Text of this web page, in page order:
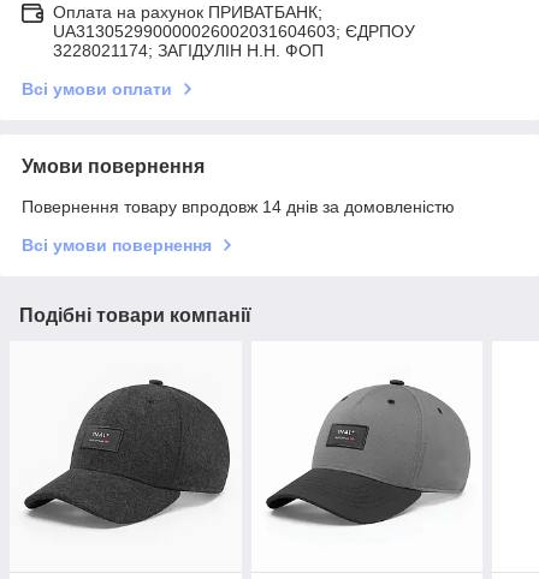
Оплата на рахунок ПРИВАТБАНК;
UA313052990000026002031604603; ЄДРПОУ
3228021174; ЗАГIДУЛIН Н.Н. ФОП
Всі умови оплати
Умови повернення
Повернення товару впродовж 14 днів за домовленістю
Всі умови повернення
Подібні товари компанії